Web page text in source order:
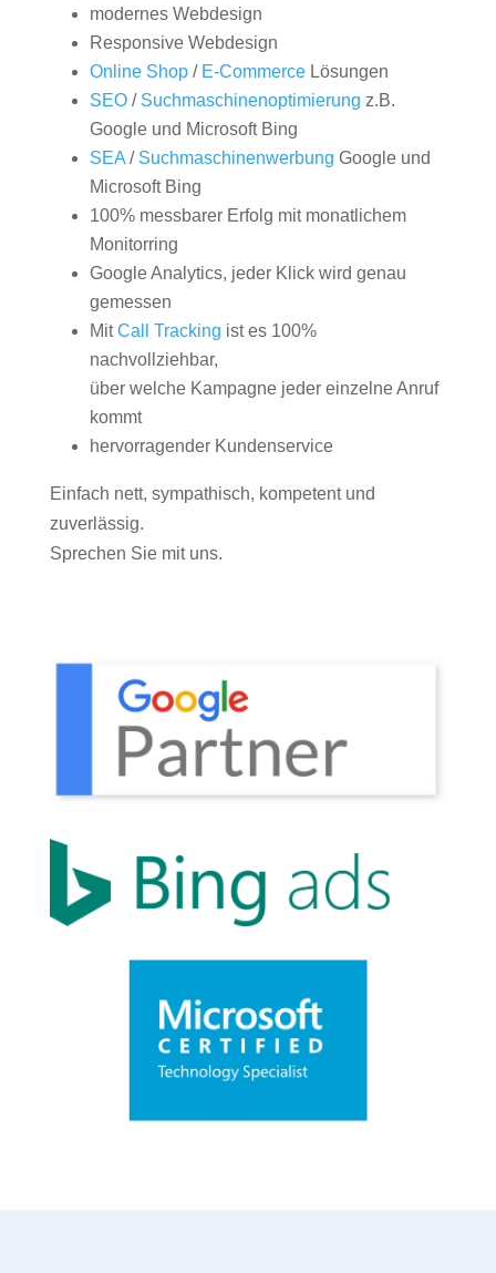
modernes Webdesign
Responsive Webdesign
Online Shop/ E-CommerceLösungen
SEO/ Suchmaschinenoptimierung z.B.
Google und Microsoft Bing
SEA/ Suchmaschinenwerbung Google und
Microsoft Bing
100% messbarer Erfolg mit monatlichem
Monitorring
Google Analytics, jeder Klick wird genau
gemessen
MitCall Tracking ist es 100%
nachvollziehbar,
über welche Kampagne jeder einzelne Anruf
kommt
hervorragender Kundenservice
Einfach nett, sympathisch, kompetent und
zuverlässig.
Sprechen Sie mit uns.